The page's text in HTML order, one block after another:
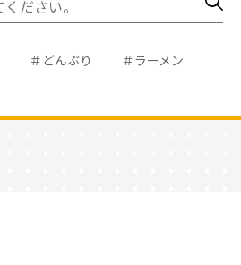
＃どんぶり
＃ラーメン